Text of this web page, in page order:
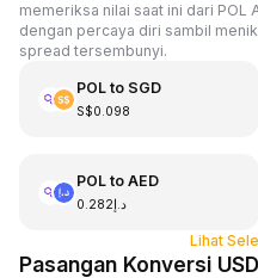
memeriksa nilai saat ini dari POL
dengan percaya diri sambil
spread tersembunyi.
POLto SGD
S$0.098
POLto AED
د.إ0.282
Lihat
Pasangan Konversi